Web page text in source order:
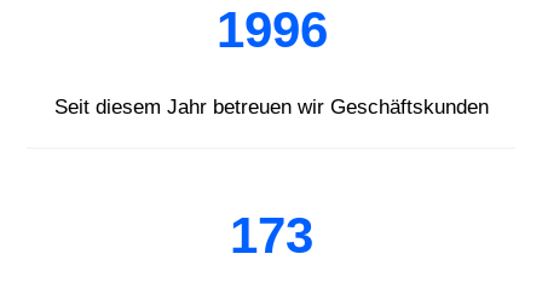
1996
Seit diesem Jahr betreuen wir Geschäftskunden
173